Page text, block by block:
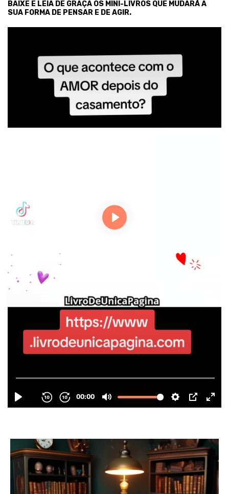
BAIXE E LEIA DE GRAÇA OS MINI-LIVROS QUE MUDARÁ A
SUA FORMA DE PENSAR E DE AGIR.